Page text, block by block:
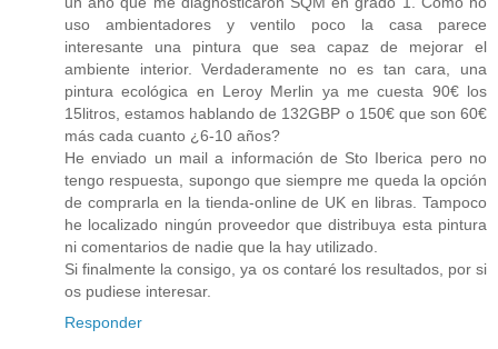
uso ambientadores y ventilo poco la casa parece
interesante una pintura que sea capaz de mejorar el
ambiente interior. Verdaderamente no es tan cara, una
pintura ecológica en Leroy Merlin ya me cuesta 90€ los
15litros, estamos hablando de 132GBP o 150€ que son 60€
más cada cuanto ¿6-10 años?
He enviado un mail a información de Sto Iberica pero no
tengo respuesta, supongo que siempre me queda la opción
de comprarla en la tienda-online de UK en libras. Tampoco
he localizado ningún proveedor que distribuya esta pintura
ni comentarios de nadie que la hay utilizado.
Si finalmente la consigo, ya os contaré los resultados, por si
os pudiese interesar.
Responder